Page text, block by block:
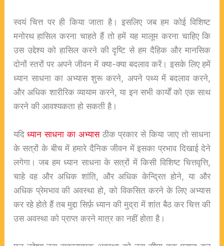
स्वयं चित्त पर ही किया जाता है। इसलिए जब हम कोई विशिष्ट
मनोरथ हासिल करना चाहते हैं तो हमें यह मालूम करना चाहिए कि
उस उद्देश्य को हासिल करने की दृष्टि से हम दैहिक और मानसिक
दोनों स्तरों पर अपने जीवन में क्या-क्या बदलाव करें। इसके लिए हमें
ध्यान साधना का अभ्यास शुरू करने, अपने पथ्य में बदलाव करने,
और अधिक शारीरिक व्यायाम करने, या इन सभी कार्यों को एक साथ
करने की आवश्यकता हो सकती है।
यदिध्यान साधना का अभ्यासठीक प्रकार से किया जाए तो साधना
के सत्रों के बीच में हमारे दैनिक जीवन में इसका प्रभाव दिखाई देने
लगेगा। जब हम ध्यान साधना के सत्रों में किसी विशिष्ट चित्तवृत्ति,
चाहे वह और अधिक शांति, और अधिक केन्द्रित होने, या और
अधिक प्रेमभाव की अवस्था हो, को विकसित करने के लिए अभ्यास
कर रहे होते हैं तब मुद्दा सिर्फ़ ध्यान की मुद्रा में शांत बैठ कर चित्त की
उस अवस्था को प्राप्त करने मात्र का नहीं होता है।